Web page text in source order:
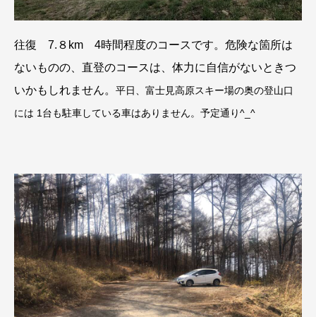
往復 7.８km 4時間程度のコースです。危険な箇所は
ないものの、直登のコースは、体力に自信がないときつ
いかもしれません。 平日、富士見高原スキー場の奥の登山口
には 1台も駐車している車はありません。 予定通り^_^